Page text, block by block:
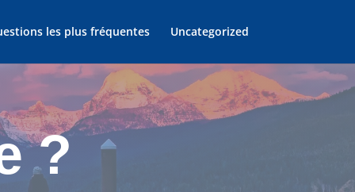
les plus fréquentes Uncategorized
?